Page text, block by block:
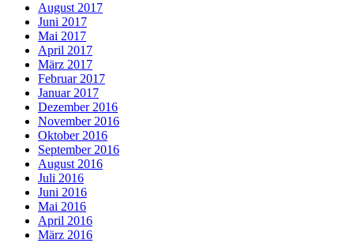
August 2017
Juni 2017
Mai 2017
April 2017
März 2017
Februar 2017
Januar 2017
Dezember 2016
November 2016
Oktober 2016
September 2016
August 2016
Juli 2016
Juni 2016
Mai 2016
April 2016
März 2016